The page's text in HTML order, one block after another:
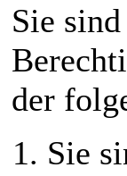
Sie
der
Sie